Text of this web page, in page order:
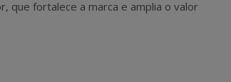
que fortalece a marca e amplia o valor